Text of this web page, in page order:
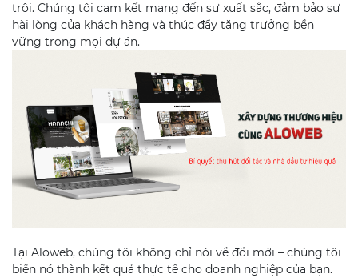
trội. Chúng tôi cam kết mang đến sự xuất sắc, đảm bảo sự
hài lòng của khách hàng và thúc đẩy tăng trưởng bền
vững trong mọi dự án.
Tại Aloweb, chúng tôi không chỉ nói về đổi mới – chúng tôi
biến nó thành kết quả thực tế cho doanh nghiệp của bạn.